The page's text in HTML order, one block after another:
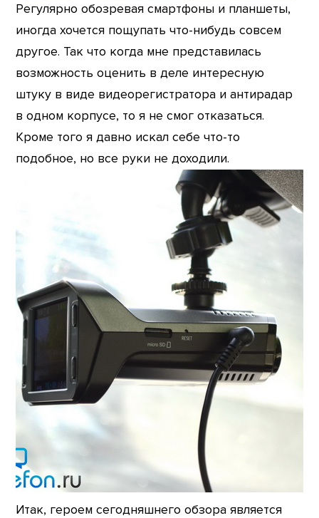
Регулярно обозревая смартфоны и планшеты,
иногда хочется пощупать что-нибудь совсем
другое. Так что когда мне представилась
возможность оценить в деле интересную
штуку в виде видеорегистратора и антирадар
в одном корпусе, то я не смог отказаться.
Кроме того я давно искал себе что-то
подобное, но все руки не доходили.
Итак, героем сегодняшнего обзора является